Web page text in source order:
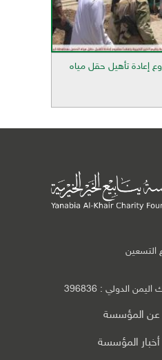
إعادة تأهيل حقل مياه
التسعين
عن المؤسسة
أخبار المؤسسة